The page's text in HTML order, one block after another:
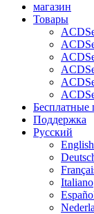
магазин
Товары
Бесплатные
Поддержка
Pусский
English
Italiano